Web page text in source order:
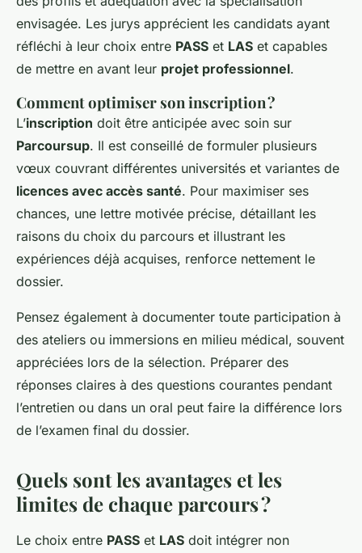
envisagée. Les jurys apprécient les candidats ayant
réfléchi à leur choix entre PASS et LAS et capables
de mettre en avant leur projet professionnel.
Comment optimiser son inscription ?
L’inscription doit être anticipée avec soin sur
Parcoursup. Il est conseillé de formuler plusieurs
vœux couvrant différentes universités et variantes de
licences avec accès santé. Pour maximiser ses
chances, une lettre motivée précise, détaillant les
raisons du choix du parcours et illustrant les
expériences déjà acquises, renforce nettement le
dossier.
Pensez également à documenter toute participation à
des ateliers ou immersions en milieu médical, souvent
appréciées lors de la sélection. Préparer des
réponses claires à des questions courantes pendant
l’entretien ou dans un oral peut faire la différence lors
de l’examen final du dossier.
Quels sont les avantages et les
limites de chaque parcours ?
Le choix entre PASS et LAS doit intégrer non